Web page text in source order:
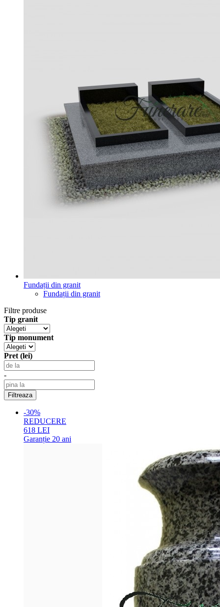
Fundații din granit
Fundații din granit
Filtre produse
Tip granit
Tip monument
Pret (lei)
-
-30%
REDUCERE
618 LEI
Garanție 20 ani